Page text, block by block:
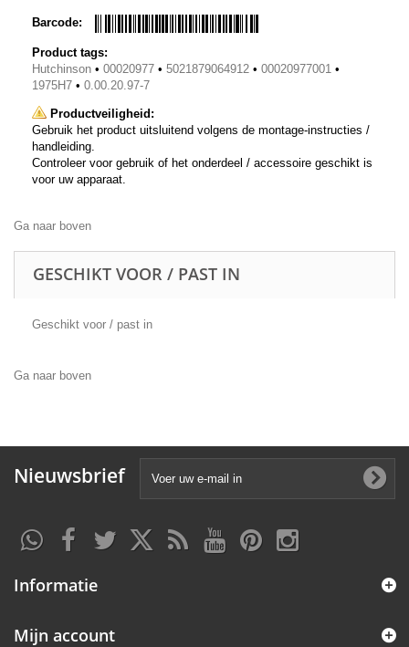
Barcode:
Product tags:
Hutchinson • 00020977 • 5021879064912 • 00020977001 •
1975H7 • 0.00.20.97-7
Productveiligheid:
Gebruik het product uitsluitend volgens de montage-instructies /
handleiding.
Controleer voor gebruik of het onderdeel / accessoire geschikt is
voor uw apparaat.
Ga naar boven
GESCHIKT VOOR / PAST IN
Geschikt voor / past in
Ga naar boven
Nieuwsbrief
Informatie
Mijn account